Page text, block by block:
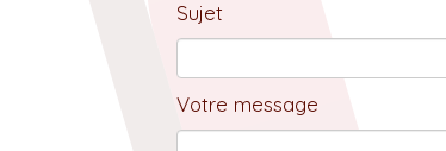
Sujet
Votre message